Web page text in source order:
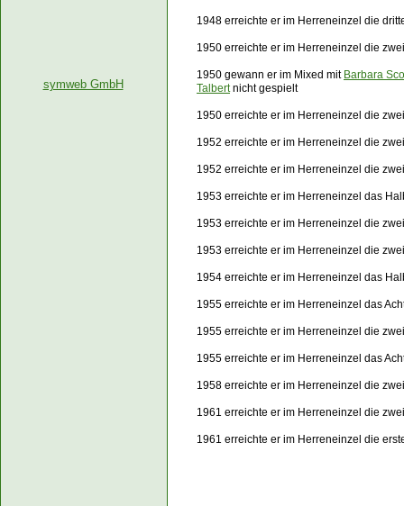
1948 erreichte er im Herreneinzel die
1950 erreichte er im Herreneinzel die
1950 gewann er im Mixed mit Barbara
Talbertnicht gespielt
1950 erreichte er im Herreneinzel die
1952 erreichte er im Herreneinzel die
1952 erreichte er im Herreneinzel die
1953 erreichte er im Herreneinzel das
1953 erreichte er im Herreneinzel die
1953 erreichte er im Herreneinzel die
1954 erreichte er im Herreneinzel das
1955 erreichte er im Herreneinzel das
1955 erreichte er im Herreneinzel die
1955 erreichte er im Herreneinzel das
1958 erreichte er im Herreneinzel die
1961 erreichte er im Herreneinzel die
1961 erreichte er im Herreneinzel die
symweb GmbH